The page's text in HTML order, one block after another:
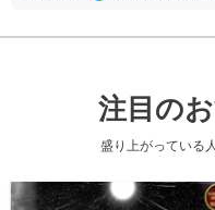
注目の
盛り上がっている